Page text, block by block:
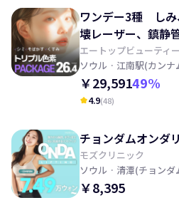
ワンデー3種 しみ
壊レーザー、鎮静
エートップビューティ
ソウル · 江南駅(カンナ
￥29,59149%
kid_star4.9(48)
チョンダムオンダ
モズクリニック
ソウル · 清潭(チョンダ
￥8,395